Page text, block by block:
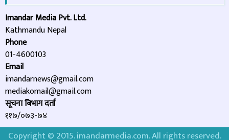
Imandar Media Pvt. Ltd.
Kathmandu Nepal
Phone
01-4600103
Email
imandarnews@gmail.com
mediakomail@gmail.com
सूचना बिभाग दर्ता
११७/०७३-७४
Copyright © 2015. imandarmedia.com. All rights reserved.